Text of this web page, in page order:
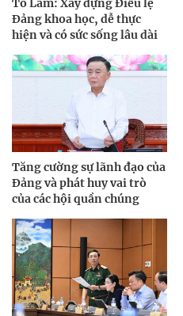
Tô Lâm: Xây dựng Điều lệ
Đảng khoa học, dễ thực
hiện và có sức sống lâu dài
Tăng cường sự lãnh đạo của
Đảng và phát huy vai trò
của các hội quần chúng